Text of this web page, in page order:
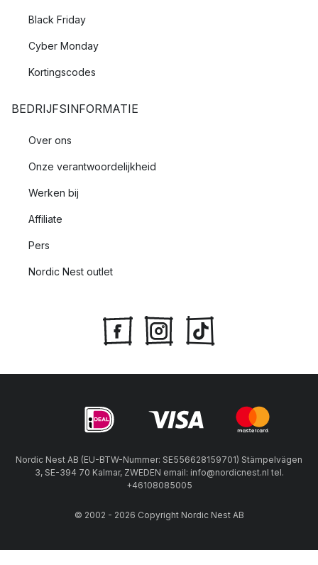
Black Friday
Cyber Monday
Kortingscodes
BEDRIJFSINFORMATIE
Over ons
Onze verantwoordelijkheid
Werken bij
Affiliate
Pers
Nordic Nest outlet
Nordic Nest AB (EU-BTW-Nummer: SE556628159701) Stämpelvägen
3, SE-394 70 Kalmar, ZWEDEN email: info@nordicnest.nl tel.
+46108085005
© 2002 - 2026 Copyright Nordic Nest AB